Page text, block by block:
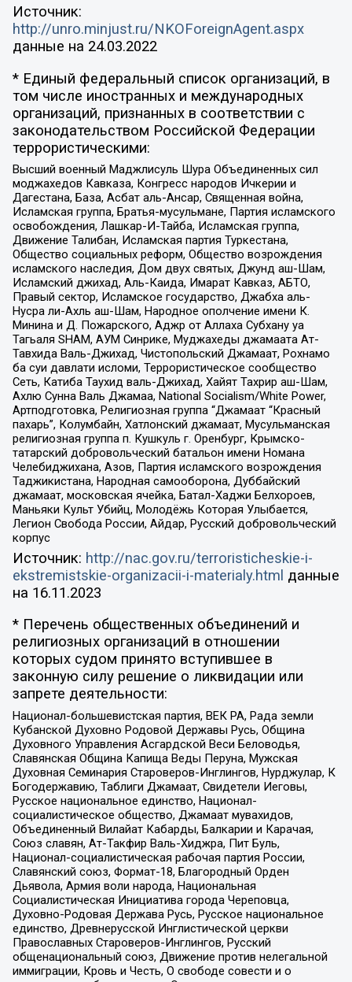
Источник:
http://unro.minjust.ru/NKOForeignAgent.aspx
данные на 24.03.2022
* Единый федеральный список организаций, в
том числе иностранных и международных
организаций, признанных в соответствии с
законодательством Российской Федерации
террористическими:
Высший военный Маджлисуль Шура Объединенных сил
моджахедов Кавказа, Конгресс народов Ичкерии и
Дагестана, База, Асбат аль-Ансар, Священная война,
Исламская группа, Братья-мусульмане, Партия исламского
освобождения, Лашкар-И-Тайба, Исламская группа,
Движение Талибан, Исламская партия Туркестана,
Общество социальных реформ, Общество возрождения
исламского наследия, Дом двух святых, Джунд аш-Шам,
Исламский джихад, Аль-Каида, Имарат Кавказ, АБТО,
Правый сектор, Исламское государство, Джабха аль-
Нусра ли-Ахль аш-Шам, Народное ополчение имени К.
Минина и Д. Пожарского, Аджр от Аллаха Субхану уа
Тагьаля SHAM, АУМ Синрике, Муджахеды джамаата Ат-
Тавхида Валь-Джихад, Чистопольский Джамаат, Рохнамо
ба суи давлати исломи, Террористическое сообщество
Сеть, Катиба Таухид валь-Джихад, Хайят Тахрир аш-Шам,
Ахлю Сунна Валь Джамаа, National Socialism/White Power,
Артподготовка, Религиозная группа “Джамаат “Красный
пахарь”, Колумбайн, Хатлонский джамаат, Мусульманская
религиозная группа п. Кушкуль г. Оренбург, Крымско-
татарский добровольческий батальон имени Номана
Челебиджихана, Азов, Партия исламского возрождения
Таджикистана, Народная самооборона, Дуббайский
джамаат, московская ячейка, Батал-Хаджи Белхороев,
Маньяки Культ Убийц, Молодёжь Которая Улыбается,
Легион Свобода России, Айдар, Русский добровольческий
корпус
Источник: http://nac.gov.ru/terroristicheskie-i-
ekstremistskie-organizacii-i-materialy.html данные
на 16.11.2023
* Перечень общественных объединений и
религиозных организаций в отношении
которых судом принято вступившее в
законную силу решение о ликвидации или
запрете деятельности:
Национал-большевистская партия, ВЕК РА, Рада земли
Кубанской Духовно Родовой Державы Русь, Община
Духовного Управления Асгардской Веси Беловодья,
Славянская Община Капища Веды Перуна, Мужская
Духовная Семинария Староверов-Инглингов, Нурджулар, К
Богодержавию, Таблиги Джамаат, Свидетели Иеговы,
Русское национальное единство, Национал-
социалистическое общество, Джамаат мувахидов,
Объединенный Вилайат Кабарды, Балкарии и Карачая,
Союз славян, Ат-Такфир Валь-Хиджра, Пит Буль,
Национал-социалистическая рабочая партия России,
Славянский союз, Формат-18, Благородный Орден
Дьявола, Армия воли народа, Национальная
Социалистическая Инициатива города Череповца,
Духовно-Родовая Держава Русь, Русское национальное
единство, Древнерусской Инглистической церкви
Православных Староверов-Инглингов, Русский
общенациональный союз, Движение против нелегальной
иммиграции, Кровь и Честь, О свободе совести и о